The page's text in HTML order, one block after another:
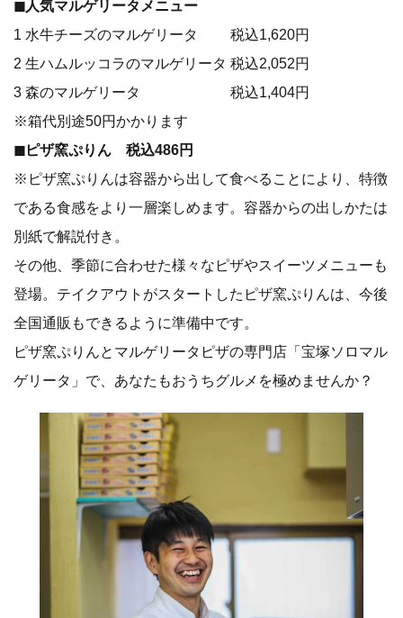
◼︎人気マルゲリータメニュー
1 水牛チーズのマルゲリータ 税込1,620円
2 生ハムルッコラのマルゲリータ 税込2,052円
3 森のマルゲリータ 税込1,404円
※箱代別途50円かかります
◼︎ピザ窯ぷりん 税込486円
※ピザ窯ぷりんは容器から出して食べることにより、特徴
である食感をより一層楽しめます。容器からの出しかたは
別紙で解説付き。
その他、季節に合わせた様々なピザやスイーツメニューも
登場。テイクアウトがスタートしたピザ窯ぷりんは、今後
全国通販もできるように準備中です。
ピザ窯ぷりんとマルゲリータピザの専門店「宝塚ソロマル
ゲリータ」で、あなたもおうちグルメを極めませんか？